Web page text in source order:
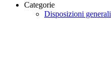
Categorie
Disposizioni generali